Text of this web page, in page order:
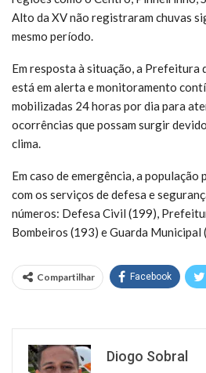
Alto da XV não registraram chuvas
mesmo período.
Em resposta à situação, a Prefeitura
está em alerta e monitoramento
mobilizadas 24 horas por dia para
ocorrências que possam surgir
clima.
Em caso de emergência, a
com os serviços de defesa e
números: Defesa Civil (199),
Bombeiros (193) e Guarda Municipal
Compartilhar Facebook
Diogo Sobral